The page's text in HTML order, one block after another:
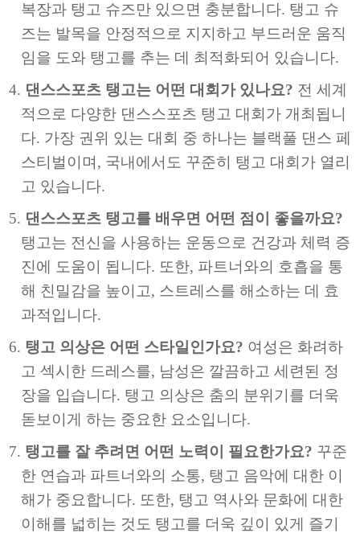
복장과 탱고 슈즈만 있으면 충분합니다. 탱고 슈
즈는 발목을 안정적으로 지지하고 부드러운 움직
임을 도와 탱고를 추는 데 최적화되어 있습니다.
댄스스포츠 탱고는 어떤 대회가 있나요? 전 세계
적으로 다양한 댄스스포츠 탱고 대회가 개최됩니
다. 가장 권위 있는 대회 중 하나는 블랙풀 댄스 페
스티벌이며, 국내에서도 꾸준히 탱고 대회가 열리
고 있습니다.
댄스스포츠 탱고를 배우면 어떤 점이 좋을까요?
탱고는 전신을 사용하는 운동으로 건강과 체력 증
진에 도움이 됩니다. 또한, 파트너와의 호흡을 통
해 친밀감을 높이고, 스트레스를 해소하는 데 효
과적입니다.
탱고 의상은 어떤 스타일인가요? 여성은 화려하
고 섹시한 드레스를, 남성은 깔끔하고 세련된 정
장을 입습니다. 탱고 의상은 춤의 분위기를 더욱
돋보이게 하는 중요한 요소입니다.
탱고를 잘 추려면 어떤 노력이 필요한가요? 꾸준
한 연습과 파트너와의 소통, 탱고 음악에 대한 이
해가 중요합니다. 또한, 탱고 역사와 문화에 대한
이해를 넓히는 것도 탱고를 더욱 깊이 있게 즐기